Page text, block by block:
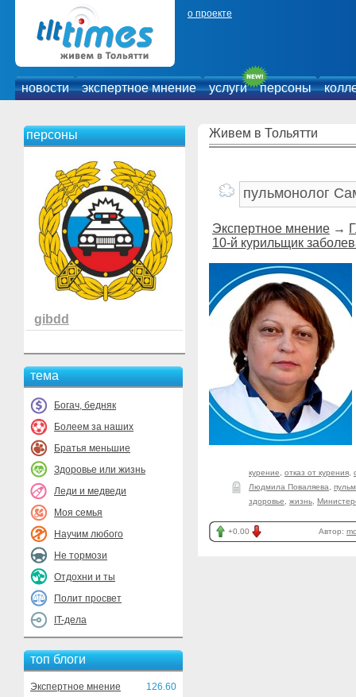
о проекте
новости экспертное мнение услуги персоны
персоны
gibdd
тема
Богач, бедняк
Болеем за наших
Братья меньшие
Здоровье или жизнь
Леди и медведи
Моя семья
Научим любого
Не тормози
Отдохни и ты
Полит просвет
IT-дела
топ блоги
Экспертное мнение
126.60
Живем в Тольятти
Экспертное мнение →
10-й курильщик
курение отказ от курения
Людмила Поваляева
здоровье
жизнь
+0.00 Автор: